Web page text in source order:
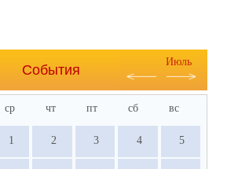
События
Июль
ср чт пт сб вс
1 2 3 4 5